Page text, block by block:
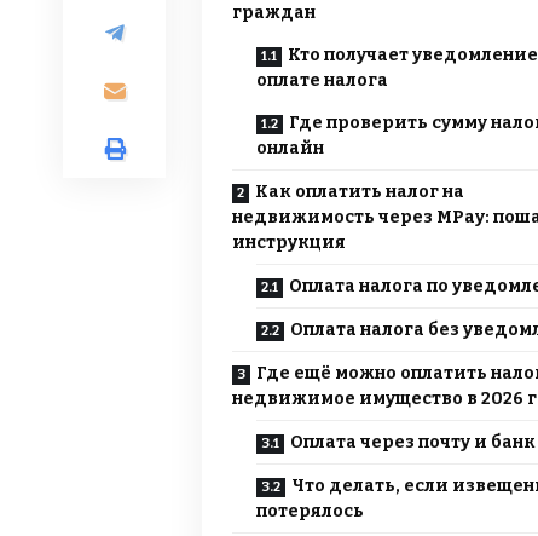
граждан
Кто получает
оплате налога
Где проверить сумму
онлайн
Как оплатить налог на
недвижимость через MPay:
инструкция
Оплата налога по
Оплата налога без
Где ещё можно оплатить
недвижимое имущество в 2026
Оплата через почту и банк
Что делать, если
потерялось